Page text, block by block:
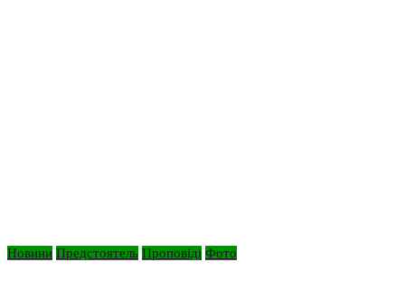
Новини Предстоятель Проповіді Фото